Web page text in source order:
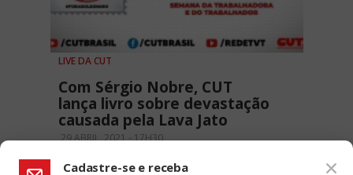
LIVE DA CUT
Com Sérgio Nobre, CUT
lança livro sobre devastação
causada pela Lava Jato
29 ABRIL, 2021 - 17H30
Cadastre-se e receba